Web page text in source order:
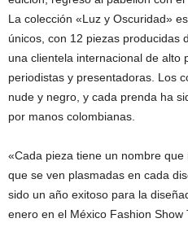
La colección «Luz y Oscuridad»
únicos, con 12 piezas producidas
una clientela internacional de alto
periodistas y presentadoras. Los
nude y negro, y cada prenda ha
por manos colombianas.
«Cada pieza tiene un nombre
que se ven plasmadas en cada
sido un año exitoso para la
enero en el México Fashion